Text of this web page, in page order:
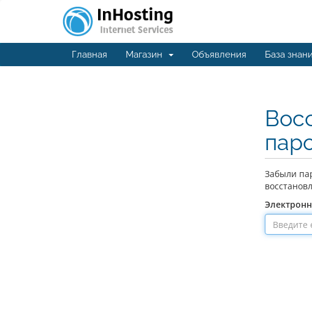
Главная Магазин Объявления База
Забыли